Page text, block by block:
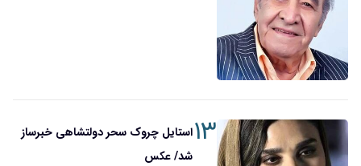
۱۳استایل چروک سحر دولتشاهی خبرساز
شد/ عکس